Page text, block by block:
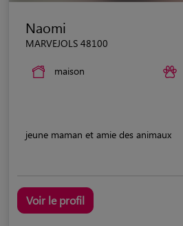
Naomi
MARVEJOLS 48100
maison
jeune maman et amie des animaux
Voir le profil